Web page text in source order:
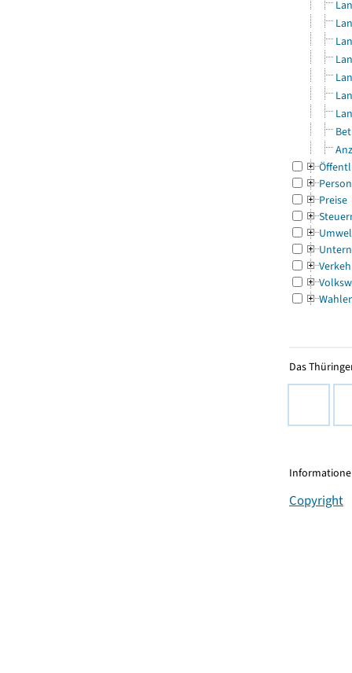
Preise
Das
Copyright